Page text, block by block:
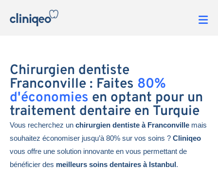
Chirurgien dentiste
Franconville : Faites 80%
d'économies en optant pour un
traitement dentaire en Turquie
Vous recherchez un chirurgien dentiste à Franconville mais
souhaitez économiser jusqu’à 80% sur vos soins ? Cliniqeo
vous offre une solution innovante en vous permettant de
bénéficier des meilleurs soins dentaires à Istanbul.